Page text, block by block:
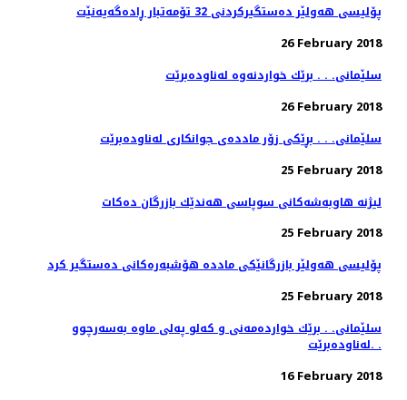
پۆلیسی هەولێر دەستگیركردنی 32 تۆمەتبار ڕادەگەیەنێت
26 February 2018
سلێمانی. . . برێك خواردنه‌وه‌ له‌ناوده‌برێت
26 February 2018
سلێمانی. . . بڕێكی زۆر مادده‌ی جوانكاری له‌ناوده‌برێت
25 February 2018
لیژنه‌ هاوبه‌شه‌كانی سوپاسی هه‌ندێك بازرگان ده‌كات
25 February 2018
پۆلیسی هەولێر بازرگانێكی ماددە هۆشبەرەكانی دەستگیر كرد
25 February 2018
سلێمانی. . برێك خوارده‌مه‌نی و كه‌لو په‌لی ماوه‌ به‌سه‌رچوو
له‌ناوده‌برێت. .
16 February 2018